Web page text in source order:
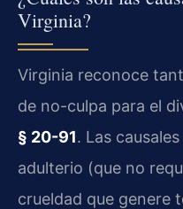
Virginia?
Virginia reconoce
de no-culpa para el
§ 20-91. Las
adulterio (que no
crueldad que genere